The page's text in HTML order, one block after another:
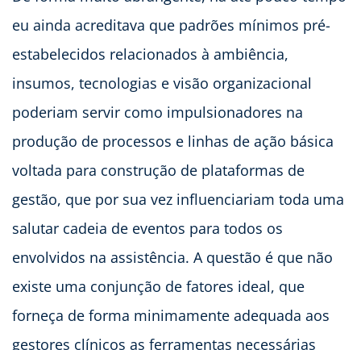
eu ainda acreditava que padrões mínimos pré-
estabelecidos relacionados à ambiência,
insumos, tecnologias e visão organizacional
poderiam servir como impulsionadores na
produção de processos e linhas de ação básica
voltada para construção de plataformas de
gestão, que por sua vez influenciariam toda uma
salutar cadeia de eventos para todos os
envolvidos na assistência. A questão é que não
existe uma conjunção de fatores ideal, que
forneça de forma minimamente adequada aos
gestores clínicos as ferramentas necessárias